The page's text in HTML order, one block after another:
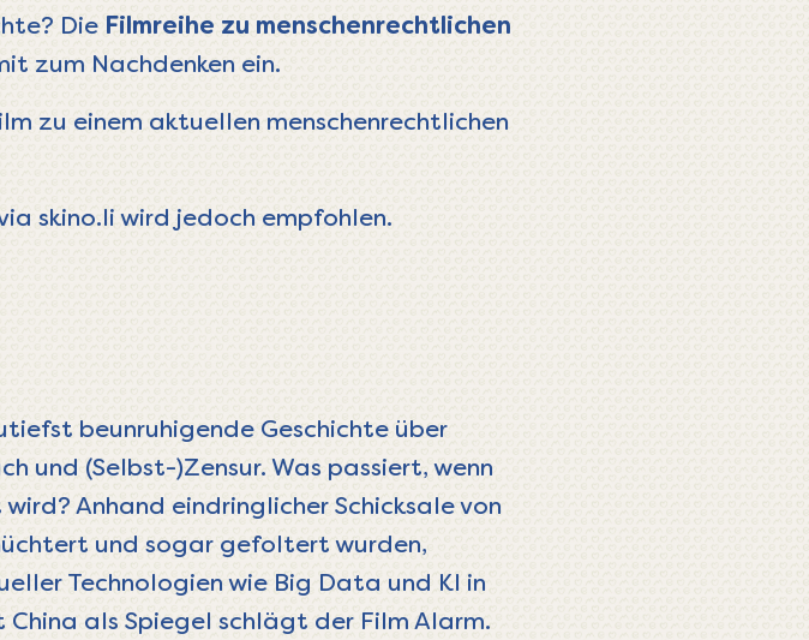
Die Filmreihe zu menschenrechtlichen
zum Nachdenken ein.
zu einem aktuellen menschenrechtlichen
skino.li wird jedoch empfohlen.
beunruhigende Geschichte über
und (Selbst-)Zensur. Was passiert, wenn
Anhand eindringlicher Schicksale von
und sogar gefoltert wurden,
Technologien wie Big Data und KI in
als Spiegel schlägt der Film Alarm.